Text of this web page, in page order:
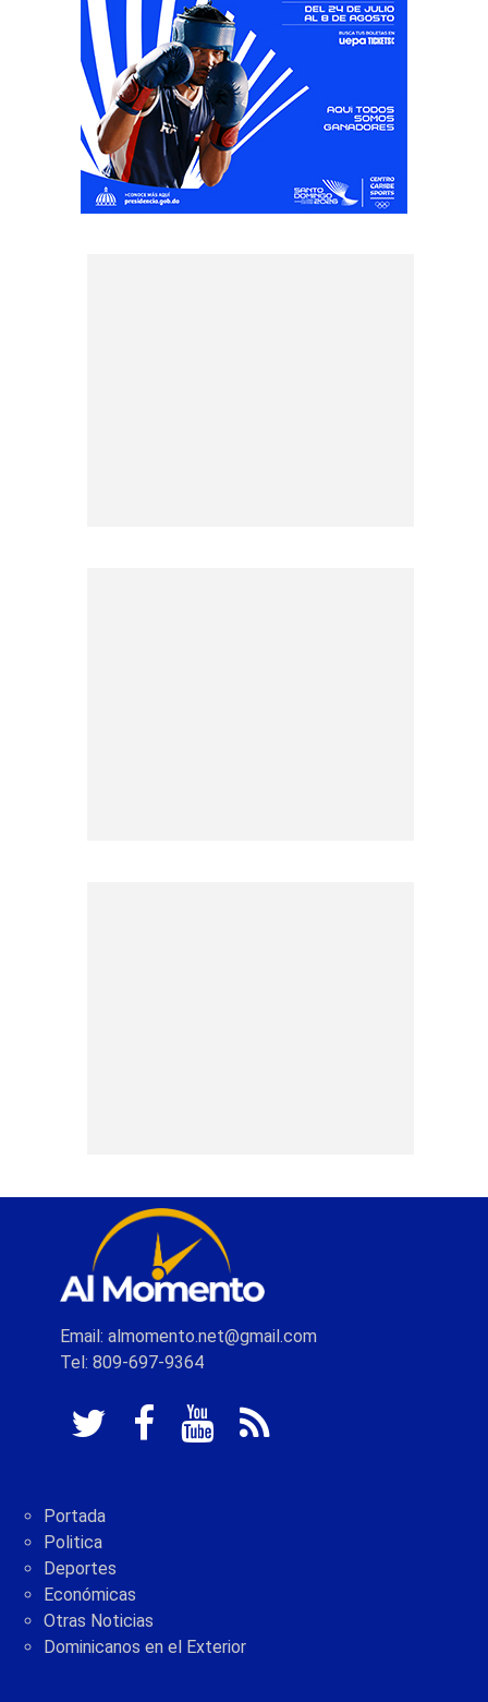
Email: almomento.net@gmail.com
Tel: 809-697-9364
Portada
Politica
Deportes
Económicas
Otras Noticias
Dominicanos en el Exterior